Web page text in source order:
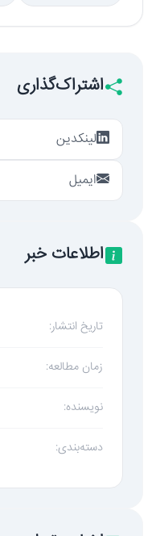
اشتراک‌گذاری
لینکدین
ایمیل
اطلاعات خبر
تاریخ انتشار:
زمان مطالعه:
نویسنده:
دسته‌بندی: